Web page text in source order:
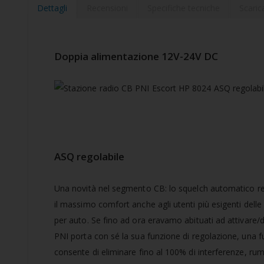
galleria
Dettagli
Doppia alimentazione 12V-24V DC
ASQ regolabile
Una novità nel segmento CB: lo squelch automatico
il massimo comfort anche agli utenti più esigenti delle
per auto. Se fino ad ora eravamo abituati ad attivare/
PNI porta con sé la sua funzione di regolazione, una
consente di eliminare fino al 100% di interferenze,